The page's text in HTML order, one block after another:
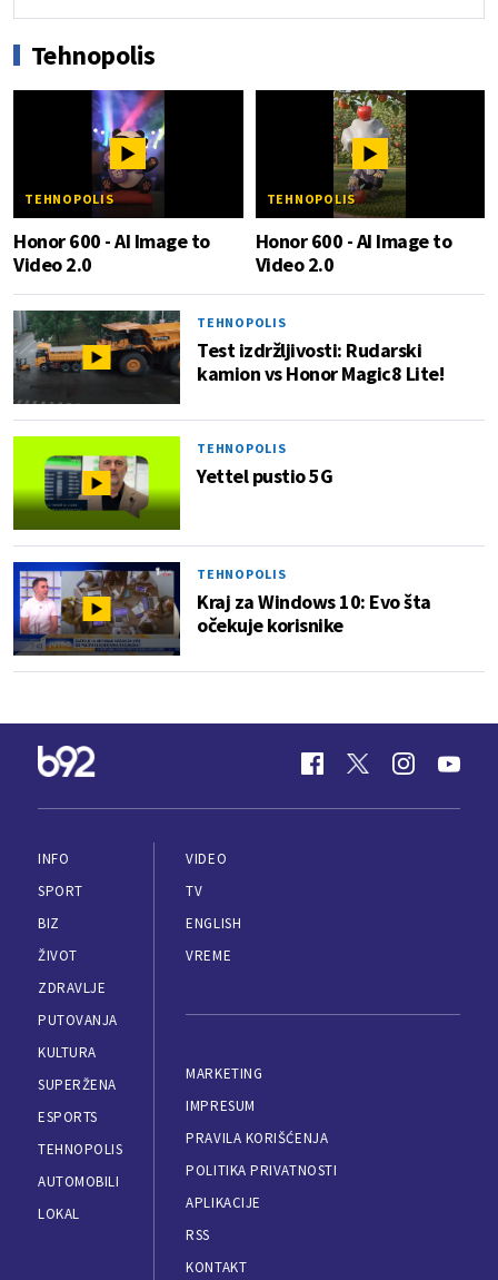
Tehnopolis
TEHNOPOLIS
Honor 600 - AI Image to
Video 2.0
TEHNOPOLIS
Honor 600 - AI Image to
Video 2.0
TEHNOPOLIS
Test izdržljivosti: Rudarski
kamion vs Honor Magic8 Lite!
TEHNOPOLIS
Yettel pustio 5G
TEHNOPOLIS
Kraj za Windows 10: Evo šta
očekuje korisnike
INFO
SPORT
BIZ
ŽIVOT
ZDRAVLJE
PUTOVANJA
KULTURA
SUPERŽENA
ESPORTS
TEHNOPOLIS
AUTOMOBILI
LOKAL
VIDEO
TV
ENGLISH
VREME
MARKETING
IMPRESUM
PRAVILA KORIŠĆENJA
POLITIKA PRIVATNOSTI
APLIKACIJE
RSS
KONTAKT